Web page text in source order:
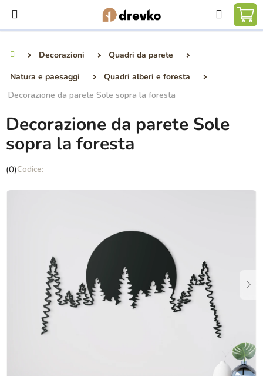
contenuto
Ricerca
Decorazioni
Quadri da parete
Natura e paesaggi
Quadri alberi e foresta
Decorazione da parete Sole sopra la foresta
Decorazione da parete Sole
sopra la foresta
La
media
(0)